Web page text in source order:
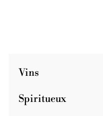
Vins
Spiritueux